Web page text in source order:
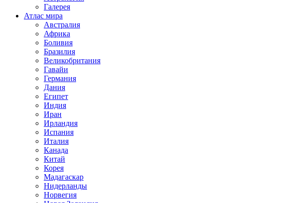
Галерея
Атлас мира
Австралия
Африка
Боливия
Бразилия
Великобритания
Гавайи
Германия
Дания
Египет
Индия
Иран
Ирландия
Испания
Италия
Канада
Китай
Корея
Мадагаскар
Нидерланды
Норвегия